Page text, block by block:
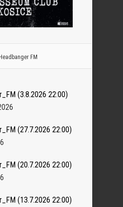
FM
(3.8.2026 22:00)
(27.7.2026 22:00)
(20.7.2026 22:00)
(13.7.2026 22:00)